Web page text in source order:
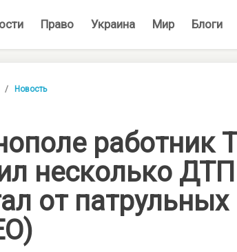
Право Украина Мир Блоги
Новость
работник
несколько ДТП
от патрульных